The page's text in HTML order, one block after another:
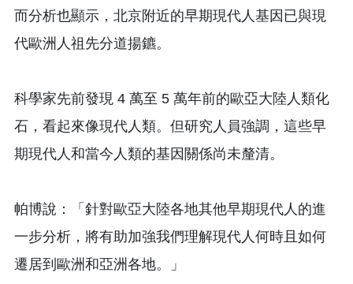
而分析也顯示，北京附近的早期現代人基因已與現
代歐洲人祖先分道揚鑣。
科學家先前發現 4 萬至 5 萬年前的歐亞大陸人類化
石，看起來像現代人類。但研究人員強調，這些早
期現代人和當今人類的基因關係尚未釐清。
帕博說：「針對歐亞大陸各地其他早期現代人的進
一步分析，將有助加強我們理解現代人何時且如何
遷居到歐洲和亞洲各地。」